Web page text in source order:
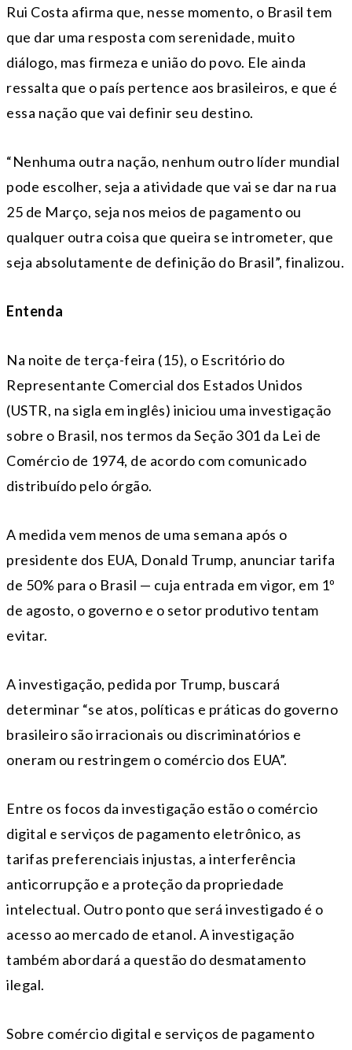
Rui Costa afirma que, nesse momento, o Brasil tem
que dar uma resposta com serenidade, muito
diálogo, mas firmeza e união do povo. Ele ainda
ressalta que o país pertence aos brasileiros, e que é
essa nação que vai definir seu destino.
“Nenhuma outra nação, nenhum outro líder mundial
pode escolher, seja a atividade que vai se dar na rua
25 de Março, seja nos meios de pagamento ou
qualquer outra coisa que queira se intrometer, que
seja absolutamente de definição do Brasil”, finalizou.
Entenda
Na noite de terça-feira (15), o Escritório do
Representante Comercial dos Estados Unidos
(USTR, na sigla em inglês) iniciou uma investigação
sobre o Brasil, nos termos da Seção 301 da Lei de
Comércio de 1974, de acordo com comunicado
distribuído pelo órgão.
A medida vem menos de uma semana após o
presidente dos EUA, Donald Trump, anunciar tarifa
de 50% para o Brasil — cuja entrada em vigor, em 1º
de agosto, o governo e o setor produtivo tentam
evitar.
A investigação, pedida por Trump, buscará
determinar “se atos, políticas e práticas do governo
brasileiro são irracionais ou discriminatórios e
oneram ou restringem o comércio dos EUA”.
Entre os focos da investigação estão o comércio
digital e serviços de pagamento eletrônico, as
tarifas preferenciais injustas, a interferência
anticorrupção e a proteção da propriedade
intelectual. Outro ponto que será investigado é o
acesso ao mercado de etanol. A investigação
também abordará a questão do desmatamento
ilegal.
Sobre comércio digital e serviços de pagamento